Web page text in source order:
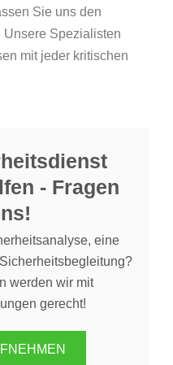
Sie uns den
Unsere Spezialisten
mit jeder kritischen
- Fragen
eine
werden wir mit
gerecht!